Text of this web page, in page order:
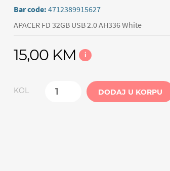
Bar code:4712389915627
APACER FD 32GB USB 2.0 AH336 White
15,00 KM i
KOL DODAJ U KORPU